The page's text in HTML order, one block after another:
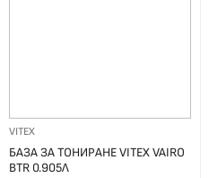
VITEX
БАЗА ЗА ТОНИРАНЕ VITEX VAIRO
BTR 0.905Л